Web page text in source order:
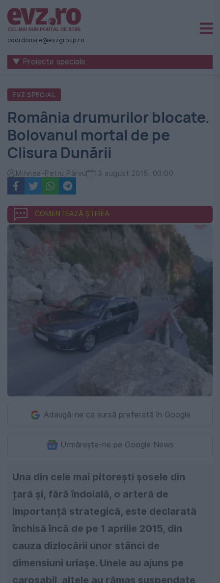
Știri
naționale
internaționale
România
-
Evenimentul
Zilei
coordonare@evzgroup.ro
▼ Proiecte speciale
EVZ SPECIAL
România drumurilor blocate.
Bolovanul mortal de pe
Clisura Dunării
Mihnea-Petru Pârvu 13 august 2015, 00:00
COMENTEAZĂ ȘTIREA
Adaugă-ne ca sursă preferată în Google
Urmărește-ne pe Google News
Una din cele mai pitorești șosele din
țară și, fără îndoială, o arteră de
importanță strategică, este declarată
închisă încă de pe 1 aprilie 2015, din
cauza dizlocării unor stânci de
dimensiuni uriașe. Unele au ajuns pe
carosabil, altele au rămas suspendate